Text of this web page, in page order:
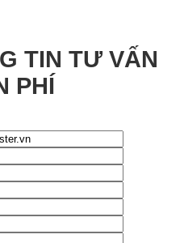
TIN TƯ VẤN
PHÍ